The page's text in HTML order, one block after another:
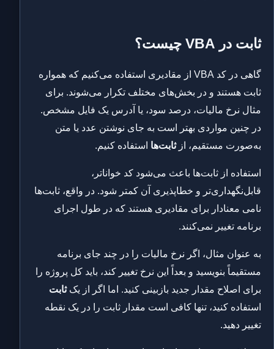
ثابت در VBA چیست؟
گاهی در کد VBA از مقادیری استفاده می‌کنیم که همواره
ثابت هستند و در بخش‌های مختلف تکرار می‌شوند. برای
مثال نرخ مالیات، درصد سود، یا آدرس یک فایل مشخص.
در چنین مواردی بهتر است به جای نوشتن عدد یا متن
به‌صورت مستقیم، ازثابت‌ها استفاده کنیم.
استفاده از ثابت‌ها باعث می‌شود کد خواناتر،
قابل‌نگهداری‌تر و خطاپذیری آن کمتر شود. در واقع، ثابت‌ها
نامی معنادار برای مقادیری هستند که در طول اجرای
برنامه تغییر نمی‌کنند.
به عنوان مثال، اگر نرخ مالیات را در چند جای برنامه
مستقیماً بنویسید و بعداً این نرخ تغییر کند، باید کل پروژه را
برای اصلاح مقدار جدید بازبینی کنید. اما اگر از یکثابت
استفاده کنید، تنها کافی است مقدار ثابت را در یک نقطه
تغییر دهید.